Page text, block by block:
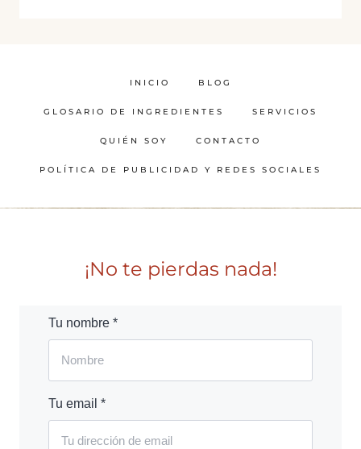
INICIO BLOG
GLOSARIO DE INGREDIENTES SERVICIOS
QUIÉN SOY CONTACTO
POLÍTICA DE PUBLICIDAD Y REDES SOCIALES
¡No te pierdas nada!
Tu nombre *
Tu email *